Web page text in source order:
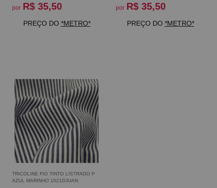
por R$ 35,50
PREÇO DO *METRO*
por R$ 35,50
PREÇO DO *METRO*
TRICOLINE FIO TINTO LISTRADO P
AZUL MARINHO 1021DJUAN